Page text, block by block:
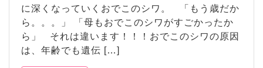
に深くなっていくおでこのシワ。 「もう歳だか
ら。。。」 「母もおでこのシワがすごかったか
ら」 それは違います！！！おでこのシワの原因
は、年齢でも遺伝 […]